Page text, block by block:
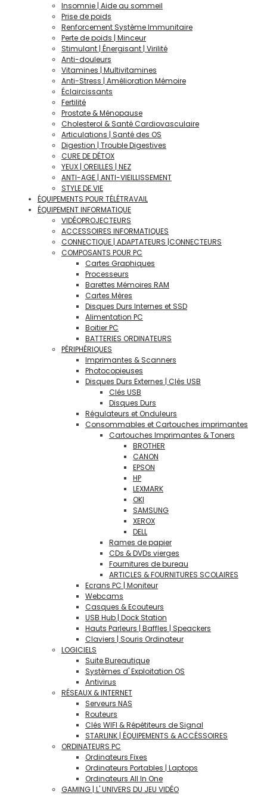
Insomnie | Aide au sommeil
Prise de poids
Renforcement Système Immunitaire
Perte de poids | Minceur
Stimulant | Énergisant | Virilité
Anti-douleurs
Vitamines | Multivitamines
Anti-Stress | Amélioration Mémoire
Éclaircissants
Fertilité
Prostate & Ménopause
Cholesterol & Santé Cardiovasculaire
Articulations | Santé des OS
Digestion | Trouble Digestives
CURE DE DÉTOX
YEUX | OREILLES | NEZ
ANTI-AGE | ANTI-VIEILLISSEMENT
STYLE DE VIE
ÉQUIPEMENTS POUR TÉLÉTRAVAIL
ÉQUIPEMENT INFORMATIQUE
VIDÉOPROJECTEURS
ACCESSOIRES INFORMATIQUES
CONNECTIQUE | ADAPTATEURS |CONNECTEURS
COMPOSANTS POUR PC
Cartes Graphiques
Processeurs
Barettes Mémoires RAM
Cartes Mères
Disques Durs Internes et SSD
Alimentation PC
Boitier PC
BATTERIES ORDINATEURS
PÉRIPHÉRIQUES
Imprimantes & Scanners
Photocopieuses
Disques Durs Externes | Clés USB
Clés USB
Disques Durs
Régulateurs et Onduleurs
Consommables et Cartouches imprimantes
Cartouches Imprimantes & Toners
BROTHER
CANON
EPSON
HP
LEXMARK
OKI
SAMSUNG
XEROX
DELL
Rames de papier
CDs & DVDs vierges
Fournitures de bureau
ARTICLES & FOURNITURES SCOLAIRES
Ecrans PC | Moniteur
Webcams
Casques & Ecouteurs
USB Hub | Dock Station
Hauts Parleurs | Baffles | Speackers
Claviers | Souris Ordinateur
LOGICIELS
Suite Bureautique
Systèmes d' Exploitation OS
Antivirus
RÉSEAUX & INTERNET
Serveurs NAS
Routeurs
Clés WIFI & Répétiteurs de Signal
STARLINK | ÉQUIPEMENTS & ACCÉSSOIRES
ORDINATEURS PC
Ordinateurs Fixes
Ordinateurs Portables | Laptops
Ordinateurs All In One
GAMING | L' UNIVERS DU JEU VIDÉO